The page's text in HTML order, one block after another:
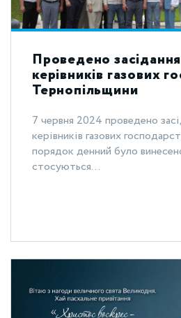
Проведено
керівників газових
Тернопільщини
7 червня 2024 проведено
керівників газових
порядок денний було
стосуються...